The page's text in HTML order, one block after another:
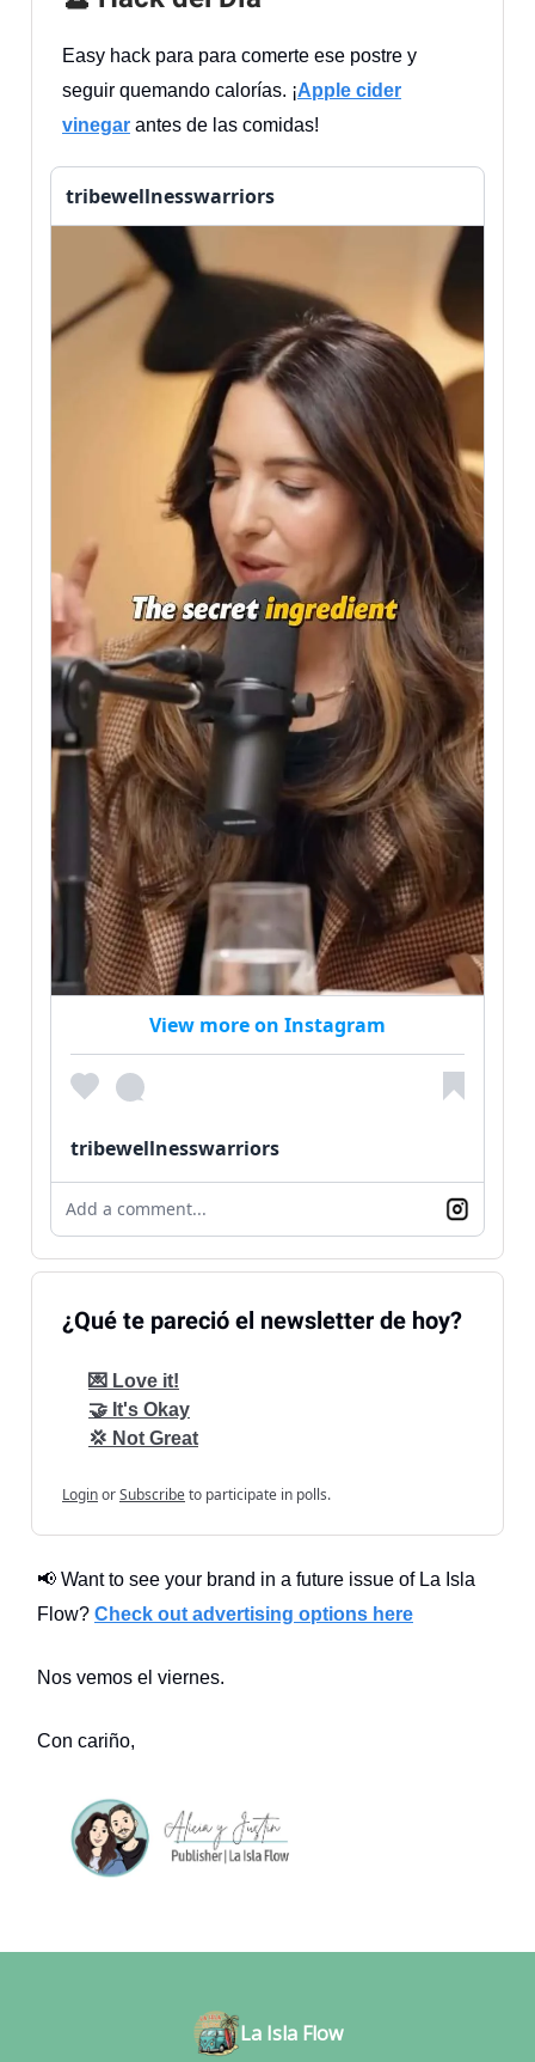
Easy hack para para comerte ese postre y
seguir quemando calorías. ¡Apple cider
vinegar antes de las comidas!
tribewellnesswarriors
View more on Instagram
tribewellnesswarriors
Add a comment...
¿Qué te pareció el newsletter de hoy?
💌 Love it!
🤝 It's Okay
💢 Not Great
LoginorSubscribeto participate in polls.
📢 Want to see your brand in a future issue of La Isla
Flow? Check out advertising options here
Nos vemos el viernes.
Con cariño,
La Isla Flow